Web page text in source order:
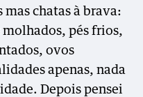
mas chatas à brava:
molhados, pés frios,
ovos
apenas, nada
Depois pensei